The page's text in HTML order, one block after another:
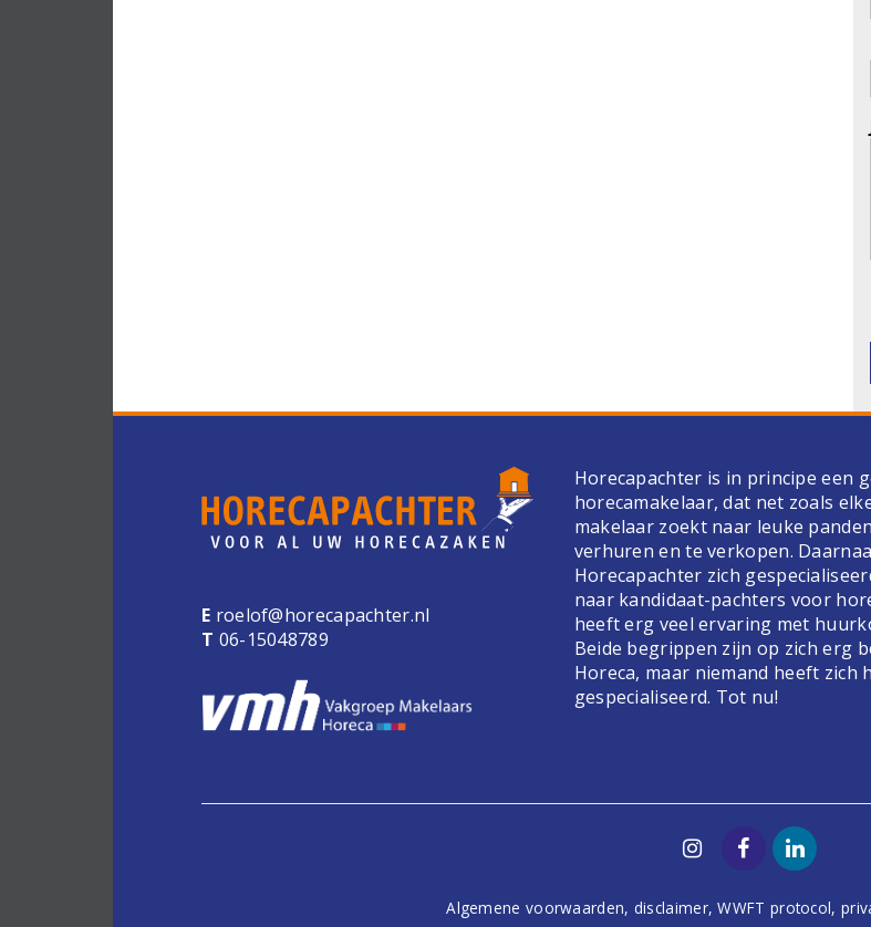
E roelof@horecapachter.nl
T 06-15048789
Horecapachter is in principe een
horecamakelaar, dat net zoals
makelaar zoekt naar leuke
verhuren en te verkopen.
Horecapachter zich
naar kandidaat-pachters voor
heeft erg veel ervaring met
Beide begrippen zijn op zich erg
Horeca, maar niemand heeft zich
gespecialiseerd. Tot nu!
Algemene voorwaarden, disclaimer,WWFT protocol,